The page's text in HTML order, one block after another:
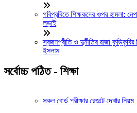
পবিপ্রবিতে শিক্ষকদের ওপর হামলা:
লড়াই
স্বজনপ্রীতি ও দুর্নীতির রাজা
ইসলাম
সর্বোচ্চ পঠিত - শিক্ষা
সকল বোর্ড পরীক্ষার রেজাল্ট দেখার নিয়ম